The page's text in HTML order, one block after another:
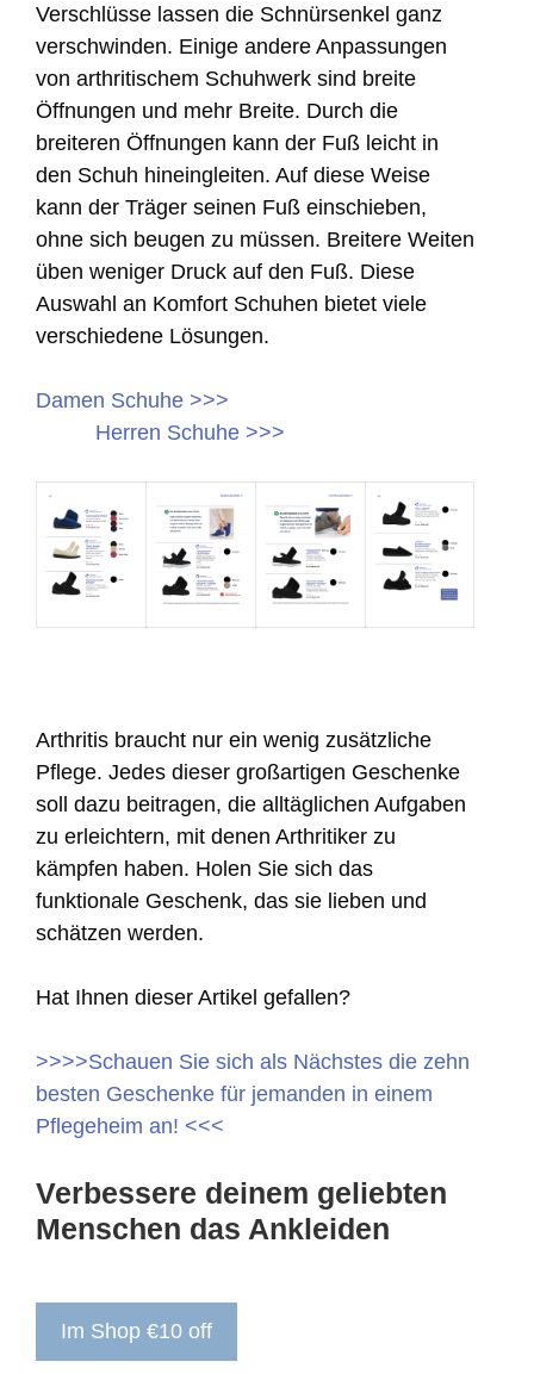
Verschlüsse lassen die Schnürsenkel ganz
verschwinden. Einige andere Anpassungen
von arthritischem Schuhwerk sind breite
Öffnungen und mehr Breite. Durch die
breiteren Öffnungen kann der Fuß leicht in
den Schuh hineingleiten. Auf diese Weise
kann der Träger seinen Fuß einschieben,
ohne sich beugen zu müssen. Breitere Weiten
üben weniger Druck auf den Fuß. Diese
Auswahl an Komfort Schuhen bietet viele
verschiedene Lösungen.
Damen Schuhe >>>
Herren Schuhe >>>
Arthritis braucht nur ein wenig zusätzliche
Pflege. Jedes dieser großartigen Geschenke
soll dazu beitragen, die alltäglichen Aufgaben
zu erleichtern, mit denen Arthritiker zu
kämpfen haben. Holen Sie sich das
funktionale Geschenk, das sie lieben und
schätzen werden.
Hat Ihnen dieser Artikel gefallen?
>>>>Schauen Sie sich als Nächstes die zehn
besten Geschenke für jemanden in einem
Pflegeheim an! <<<
Verbessere deinem geliebten
Menschen das Ankleiden
Im Shop €10 off